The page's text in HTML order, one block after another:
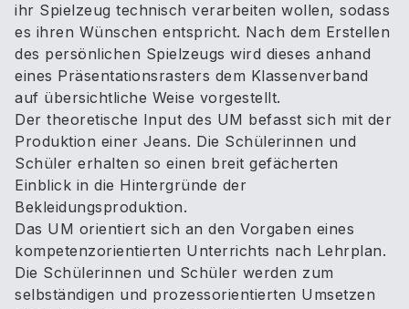
ihr Spielzeug technisch verarbeiten wollen, sodass
es ihren Wünschen entspricht. Nach dem Erstellen
des persönlichen Spielzeugs wird dieses anhand
eines Präsentationsrasters dem Klassenverband
auf übersichtliche Weise vorgestellt.
Der theoretische Input des UM befasst sich mit der
Produktion einer Jeans. Die Schülerinnen und
Schüler erhalten so einen breit gefächerten
Einblick in die Hintergründe der
Bekleidungsproduktion.
Das UM orientiert sich an den Vorgaben eines
kompetenzorientierten Unterrichts nach Lehrplan.
Die Schülerinnen und Schüler werden zum
selbständigen und prozessorientierten Umsetzen